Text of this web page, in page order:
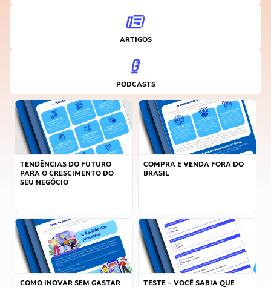
ARTIGOS
PODCASTS
TENDÊNCIAS DO FUTURO
PARA O CRESCIMENTO DO
SEU NEGÓCIO
COMPRA E VENDA FORA DO
BRASIL
COMO INOVAR SEM GASTAR
TESTE – VOCÊ SABIA QUE